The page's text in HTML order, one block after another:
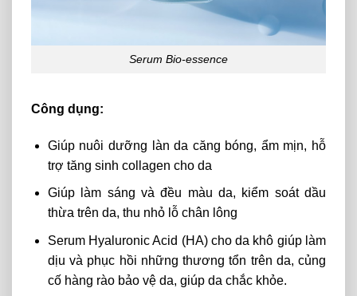
Serum Bio-essence
Công dụng:
Giúp nuôi dưỡng làn da căng bóng, ẩm mịn, hỗ
trợ tăng sinh collagen cho da
Giúp làm sáng và đều màu da, kiểm soát dầu
thừa trên da, thu nhỏ lỗ chân lông
Serum Hyaluronic Acid (HA) cho da khô giúp làm
dịu và phục hồi những thương tổn trên da, củng
cố hàng rào bảo vệ da, giúp da chắc khỏe.